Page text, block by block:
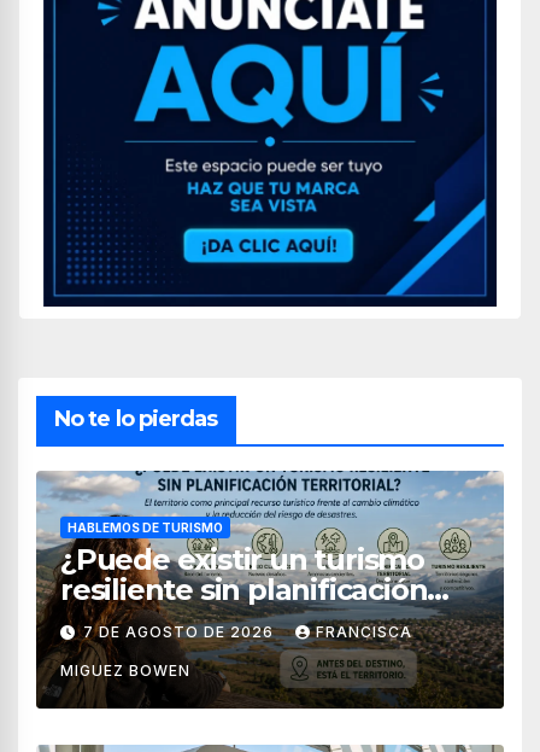
No te lo pierdas
HABLEMOS DE TURISMO
¿Puede existir un turismo
resiliente sin planificación
territorial?
7 DE AGOSTO DE 2026 FRANCISCA
MIGUEZ BOWEN